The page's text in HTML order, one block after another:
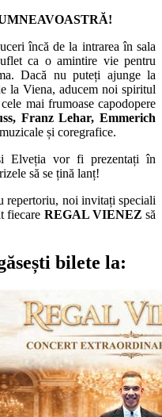
încă de la intrarea în sala
ca o amintire vie pentru
Dacă nu puteți ajunge la
la Viena, aducem noi spiritul
mai frumoase capodopere
Franz Lehar, Emmerich
și coregrafice.
Elveția vor fi prezentați în
să se țină lanț!
repertoriu, noi invitați speciali
fiecare REGAL VIENEZ să
bilete la: